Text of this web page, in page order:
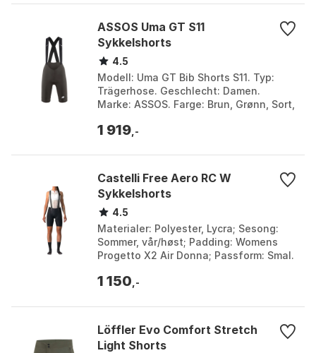
ASSOS Uma GT S11
Sykkelshorts
4.5
Modell: Uma GT Bib Shorts S11. Typ:
Trägerhose. Geschlecht: Damen.
Marke: ASSOS. Farge: Brun, Grønn, Sort,
1 919 ,-
Castelli Free Aero RC W
Sykkelshorts
4.5
Materialer: Polyester, Lycra; Sesong:
Sommer, vår/høst; Padding: Womens
Progetto X2 Air Donna; Passform: Smal.
XS.
1 150 ,-
Löffler Evo Comfort Stretch
Light Shorts